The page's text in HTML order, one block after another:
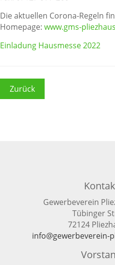
Die aktuellen Corona-Regeln
Homepage: www.gms-
Einladung Hausmesse 2022
Zurück
Gewerbeverein
Tübinger
72124
info@gewerbeverein-